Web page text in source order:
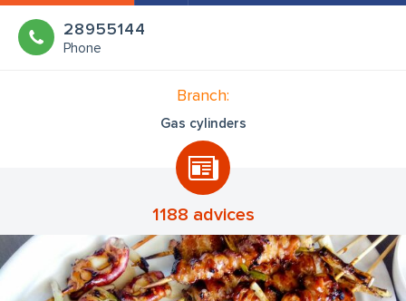
28955144
Phone
Branch:
Gas cylinders
1188 advices